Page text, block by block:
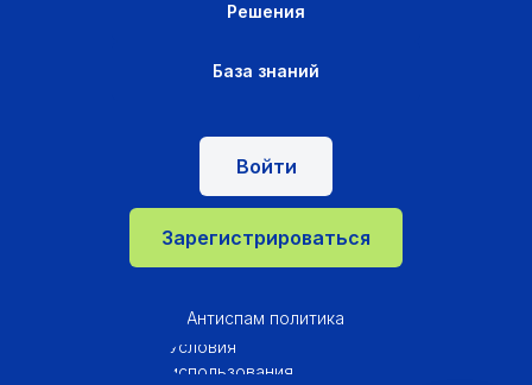
База знаний
Решения
Условия
использования
Антиспам политика
Зарегистрироваться
Войти